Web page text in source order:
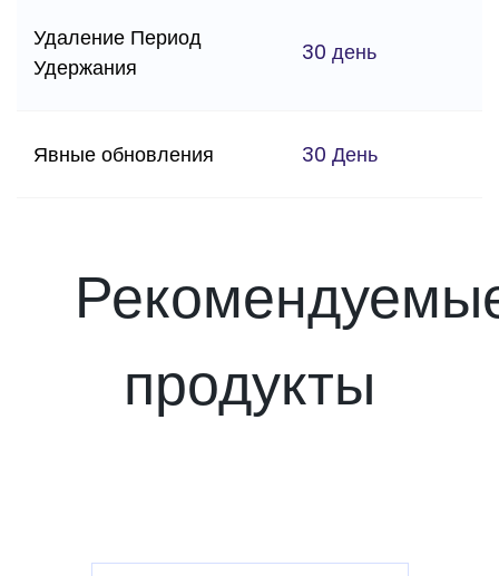
Удаление Период
Удержания
30 день
Явные обновления 30 День
продукты